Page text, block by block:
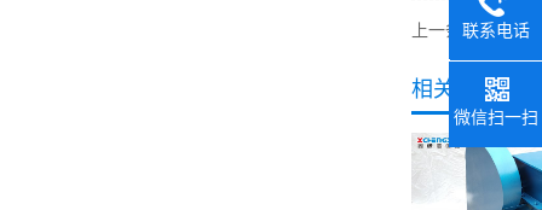
上一条：山东煤
相关产品
联系电话
微信扫一扫